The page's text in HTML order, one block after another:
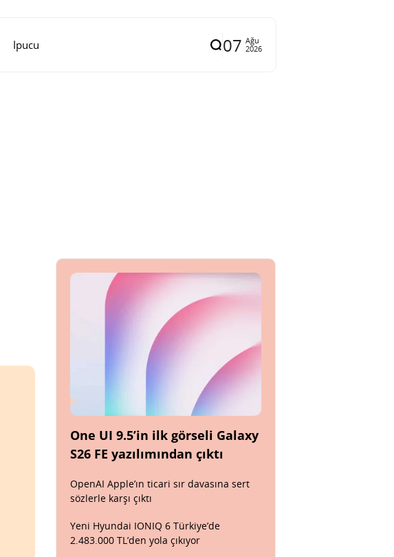
İpucu 07 Ağu
2026
One UI 9.5’in ilk görseli Galaxy
S26 FE yazılımından çıktı
OpenAI Apple’ın ticari sır davasına sert
sözlerle karşı çıktı
Yeni Hyundai IONIQ 6 Türkiye’de
2.483.000 TL’den yola çıkıyor